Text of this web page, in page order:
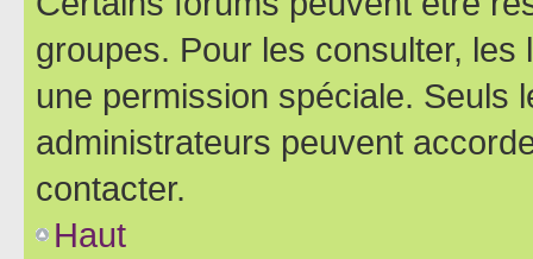
groupes. Pour les consulter,
une permission spéciale. Seuls
administrateurs peuvent
contacter.
Haut